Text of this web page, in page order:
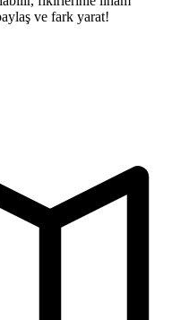
ve fark yarat!